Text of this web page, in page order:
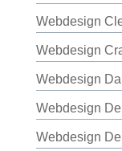
Webdesign
Webdesign
Webdesign
Webdesign
Webdesign